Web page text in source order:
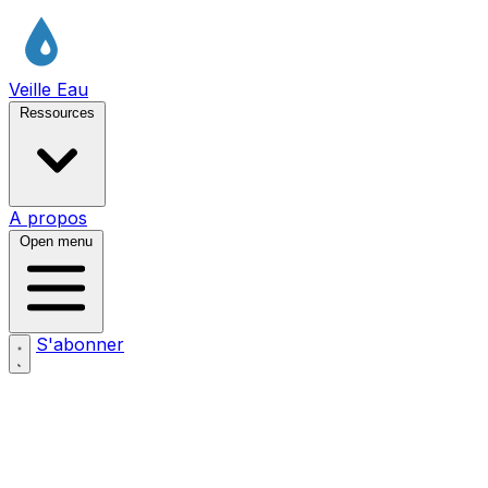
Veille Eau
Ressources
A propos
Open menu
S'abonner